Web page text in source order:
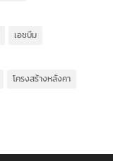
เอชบีม
โครงสร้างหลังคา